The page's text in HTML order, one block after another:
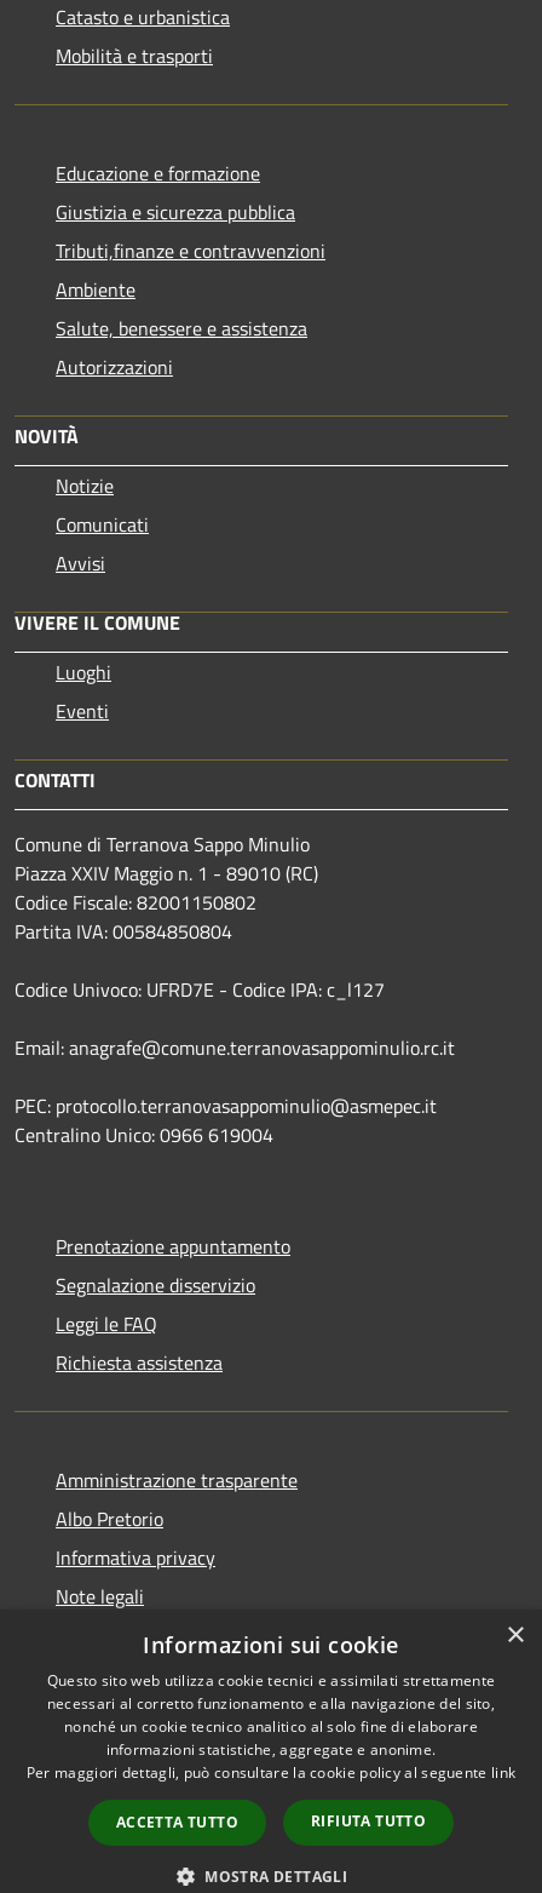
Catasto e urbanistica
Mobilità e trasporti
Educazione e formazione
Giustizia e sicurezza pubblica
Tributi,finanze e contravvenzioni
Ambiente
Salute, benessere e assistenza
Autorizzazioni
NOVITÀ
Notizie
Comunicati
Avvisi
VIVERE IL COMUNE
Luoghi
Eventi
CONTATTI
Comune di Terranova Sappo Minulio
Piazza XXIV Maggio n. 1 - 89010 (RC)
Codice Fiscale: 82001150802
Partita IVA: 00584850804
Codice Univoco: UFRD7E - Codice IPA: c_l127
Email: anagrafe@comune.terranovasappominulio.rc.it
PEC: protocollo.terranovasappominulio@asmepec.it
Centralino Unico: 0966 619004
Prenotazione appuntamento
Segnalazione disservizio
Leggi le FAQ
Richiesta assistenza
Amministrazione trasparente
Albo Pretorio
Informativa privacy
Note legali
Dichiarazione di accessibilità
Accessibilità
Copyright © 2026 • Comune di
Terranova Sappo Minulio •
Powered byMunicipium
Accesso redazione
×
Informazioni sui cookie
Questo sito web utilizza cookie tecnici e assimilati strettamente
necessari al corretto funzionamento e alla navigazione del sito,
nonché un cookie tecnico analitico al solo fine di elaborare
informazioni statistiche, aggregate e anonime.
Per maggiori dettagli, può consultare la cookie policy al seguente link
ACCETTA TUTTO RIFIUTA TUTTO
MOSTRA DETTAGLI